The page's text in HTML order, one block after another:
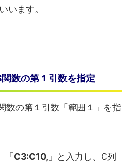
います。
数の第１引数を指定
数の第１引数「範囲１」を指
「C3:C10, 」と入力し、C列